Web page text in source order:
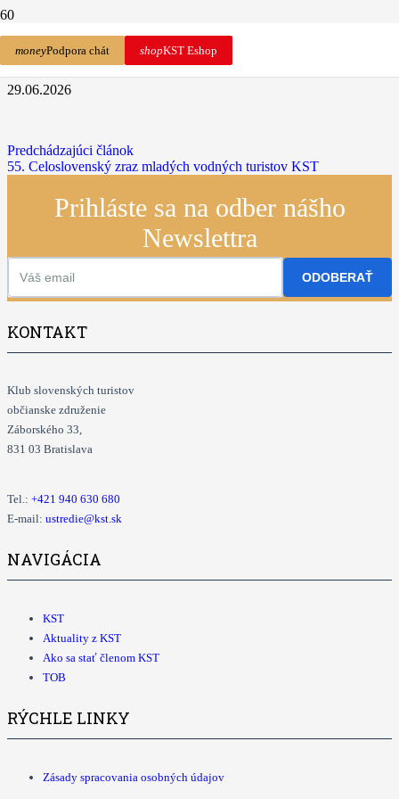
moneyPodpora chát shopKST Eshop
Kojšovská 25-ka (40. ročník)
29.06.2026
Predchádzajúci článok
55. Celoslovenský zraz mladých vodných turistov KST
Prihláste sa na odber nášho
Newslettra
ODOBERAŤ
KONTAKT
Klub slovenských turistov
občianske združenie
Záborského 33,
831 03 Bratislava
Tel.: +421 940 630 680
E-mail: ustredie@kst.sk
NAVIGÁCIA
KST
Aktuality z KST
Ako sa stať členom KST
TOB
RÝCHLE LINKY
Zásady spracovania osobných údajov